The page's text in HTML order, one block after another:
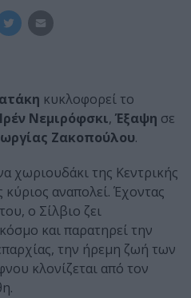
κυκλοφορεί το
Ιρέν Νεμιρόφσκι, Έξαψη σε
Ζακοπούλου.
χωριουδάκι της Κεντρικής
κύριος αναπολεί. Έχοντας
ο Σίλβιο ζει
και παρατηρεί την
την ήρεμη ζωή των
κλονίζεται από τον